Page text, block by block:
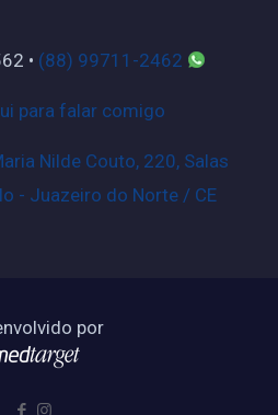
• (88) 99711-2462
para falar comigo
Nilde Couto, 220, Salas
- Juazeiro do Norte / CE
por